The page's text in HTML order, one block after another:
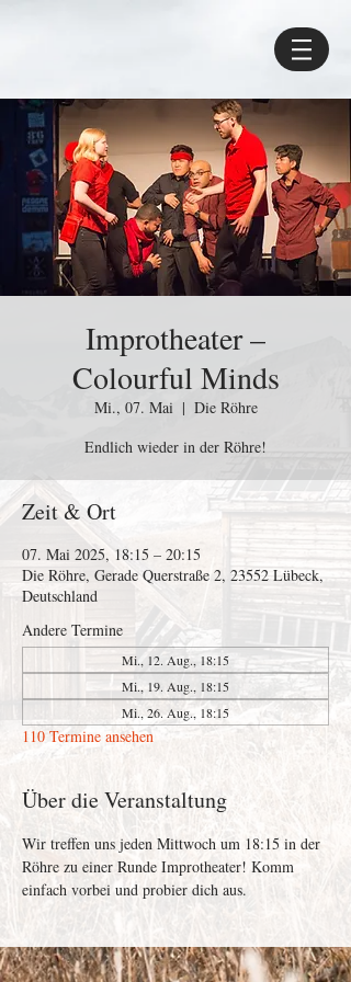
Improtheater –
Colourful Minds
Mi., 07. Mai
  |
Die Röhre
Endlich wieder in der Röhre!
Zeit & Ort
07. Mai 2025, 18:15 – 20:15
Die Röhre, Gerade Querstraße 2, 23552 Lübeck,
Deutschland
Andere Termine
Mi., 12. Aug., 18:15
Mi., 19. Aug., 18:15
Mi., 26. Aug., 18:15
110 Termine ansehen
Über die Veranstaltung
Wir treffen uns jeden Mittwoch um 18:15 in der
Röhre zu einer Runde Improtheater! Komm
einfach vorbei und probier dich aus.